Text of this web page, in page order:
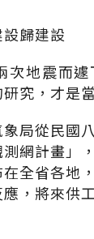
歸建設
次地震而
究，才是
局從民國
網計畫」
全省各地
，將來供